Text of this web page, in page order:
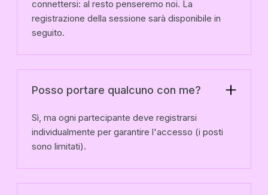
connettersi: al resto penseremo noi. La
registrazione della sessione sarà disponibile in
seguito.
Posso portare qualcuno con me?
Sì, ma ogni partecipante deve registrarsi
individualmente per garantire l'accesso (i posti
sono limitati).